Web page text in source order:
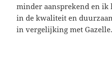
minder aansprekend en
in de kwaliteit en
in vergelijking met Gazelle.